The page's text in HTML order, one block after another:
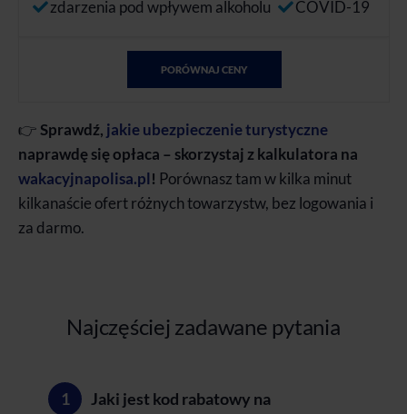
zdarzenia pod wpływem alkoholu
COVID-19
PORÓWNAJ CENY
👉Sprawdź, jakie ubezpieczenie turystyczne
naprawdę się opłaca – skorzystaj z kalkulatora na
wakacyjnapolisa.pl! Porównasz tam w kilka minut
kilkanaście ofert różnych towarzystw, bez logowania i
za darmo.
Najczęściej zadawane pytania
Jaki jest kod rabatowy na